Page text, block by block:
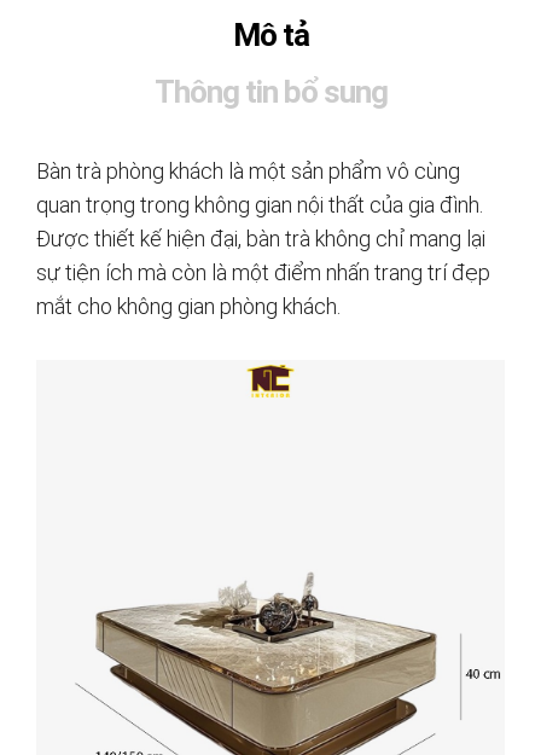
Mô tả
Thông tin bổ sung
Bàn trà phòng khách là một sản phẩm vô cùng
quan trọng trong không gian nội thất của gia đình.
Được thiết kế hiện đại, bàn trà không chỉ mang lại
sự tiện ích mà còn là một điểm nhấn trang trí đẹp
mắt cho không gian phòng khách.